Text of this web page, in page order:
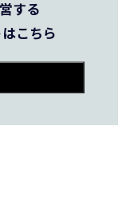
する
こちら